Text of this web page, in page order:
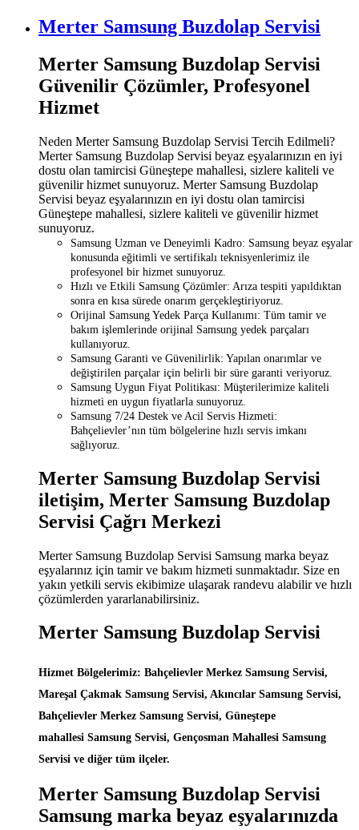
Merter Samsung Buzdolap Servisi
Merter Samsung Buzdolap Servisi
Güvenilir Çözümler, Profesyonel
Hizmet
Neden Merter Samsung Buzdolap Servisi Tercih Edilmeli?
Merter Samsung Buzdolap Servisi beyaz eşyalarınızın en iyi
dostu olan tamircisi Güneştepe mahallesi, sizlere kaliteli ve
güvenilir hizmet sunuyoruz. Merter Samsung Buzdolap
Servisi beyaz eşyalarınızın en iyi dostu olan tamircisi
Güneştepe mahallesi, sizlere kaliteli ve güvenilir hizmet
sunuyoruz.
Samsung Uzman ve Deneyimli Kadro: Samsung beyaz eşyalar
konusunda eğitimli ve sertifikalı teknisyenlerimiz ile
profesyonel bir hizmet sunuyoruz.
Hızlı ve Etkili Samsung Çözümler: Arıza tespiti yapıldıktan
sonra en kısa sürede onarım gerçekleştiriyoruz.
Orijinal Samsung Yedek Parça Kullanımı: Tüm tamir ve
bakım işlemlerinde orijinal Samsung yedek parçaları
kullanıyoruz.
Samsung Garanti ve Güvenilirlik: Yapılan onarımlar ve
değiştirilen parçalar için belirli bir süre garanti veriyoruz.
Samsung Uygun Fiyat Politikası: Müşterilerimize kaliteli
hizmeti en uygun fiyatlarla sunuyoruz.
Samsung 7/24 Destek ve Acil Servis Hizmeti:
Bahçelievler’nın tüm bölgelerine hızlı servis imkanı
sağlıyoruz.
Merter Samsung Buzdolap Servisi
iletişim, Merter Samsung Buzdolap
Servisi Çağrı Merkezi
Merter Samsung Buzdolap Servisi Samsung marka beyaz
eşyalarınız için tamir ve bakım hizmeti sunmaktadır. Size en
yakın yetkili servis ekibimize ulaşarak randevu alabilir ve hızlı
çözümlerden yararlanabilirsiniz.
Merter Samsung Buzdolap Servisi
Hizmet Bölgelerimiz: Bahçelievler Merkez Samsung Servisi,
Mareşal Çakmak Samsung Servisi, Akıncılar Samsung Servisi,
Bahçelievler Merkez Samsung Servisi, Güneştepe
mahallesi Samsung Servisi, Gençosman Mahallesi Samsung
Servisi ve diğer tüm ilçeler.
Merter Samsung Buzdolap Servisi
Samsung marka beyaz eşyalarınızda